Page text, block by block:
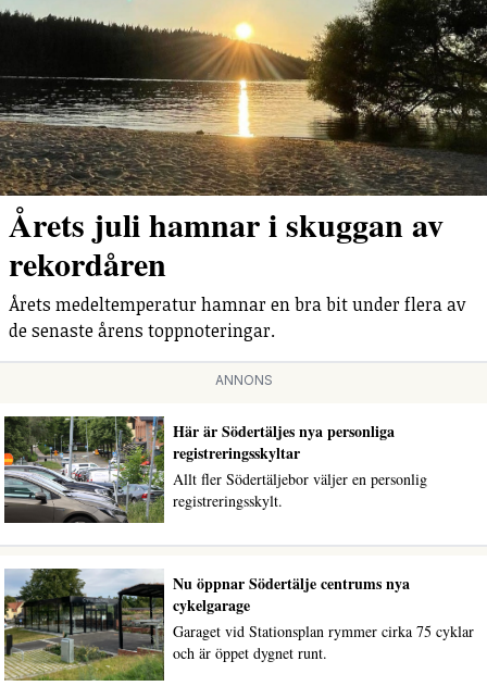
Årets juli hamnar i skuggan av
rekordåren
Årets medeltemperatur hamnar en bra bit under flera av
de senaste årens toppnoteringar.
ANNONS
Här är Södertäljes nya personliga
registreringsskyltar
Allt fler Södertäljebor väljer en personlig
registreringsskylt.
Nu öppnar Södertälje centrums nya
cykelgarage
Garaget vid Stationsplan rymmer cirka 75 cyklar
och är öppet dygnet runt.